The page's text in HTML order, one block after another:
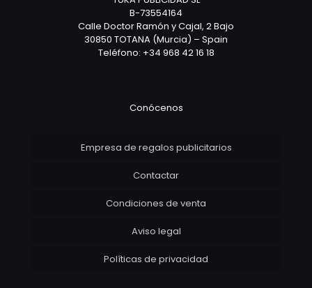
B-73554164
Calle Doctor Ramón y Cajal, 2 Bajo
30850 TOTANA (Murcia) – Spain
Teléfono: +34 968 42 16 18
Conócenos
Empresa de regalos publicitarios
Contactar
Condiciones de venta
Aviso legal
Políticas de privacidad